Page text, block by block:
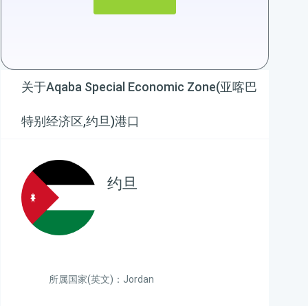
关于Aqaba Special Economic Zone(亚喀巴
特别经济区,约旦)港口
约旦
所属国家(英文)：Jordan